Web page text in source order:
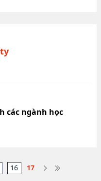
các ngành học
16 17